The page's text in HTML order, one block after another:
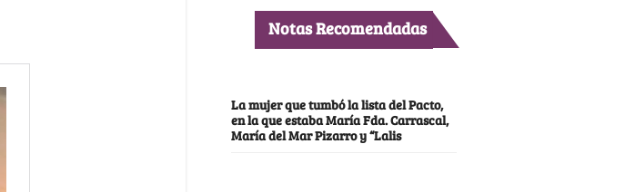
Notas Recomendadas
La mujer que tumbó la lista del Pacto,
en la que estaba María Fda. Carrascal,
María del Mar Pizarro y “Lalis